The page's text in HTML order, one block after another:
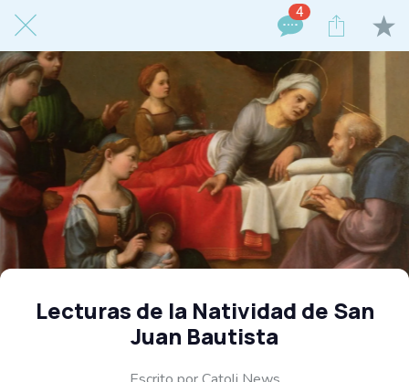
4
Lecturas de la Natividad de San
Juan Bautista